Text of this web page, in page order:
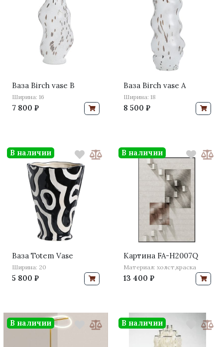
Ваза Birch vase B
Ширина: 16
7 800 ₽
Ваза Birch vase A
Ширина: 18
8 500 ₽
Ваза Totem Vase
Ширина: 20
5 800 ₽
В наличии
Картина FA-H2007Q
Материал: холст,краска
13 400 ₽
В наличии
В наличии В наличии